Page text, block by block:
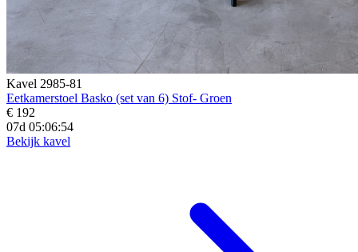
Kavel 2985-81
Eetkamerstoel Basko (set van 6) Stof- Groen
€ 192
07d 05:06:52
Bekijk kavel